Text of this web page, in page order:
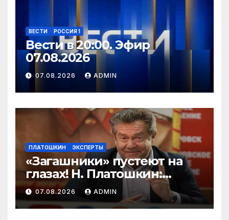
ВЕСТИ РОССИЯ 1
Вести в 20:00. Эфир
07.08.2026
07.08.2026 ADMIN
ПЛАТОШКИН ЭКСПЕРТЫ
«Загашники» пустеют на
глазах! Н. Платошкин:
посмотрите, что власть
скрывает за красивыми
отчётами!
07.08.2026 ADMIN